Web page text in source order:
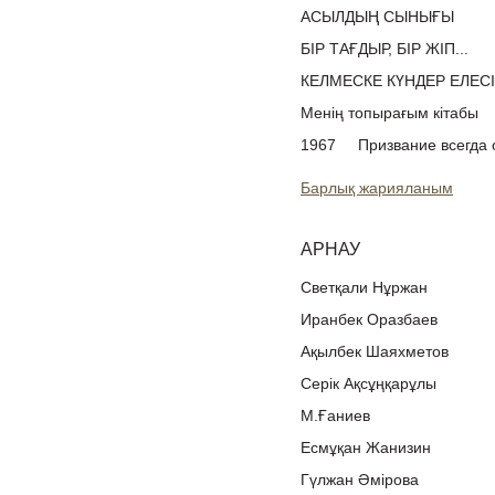
АСЫЛДЫҢ СЫНЫҒЫ
БІР ТАҒДЫР, БІР ЖІП...
КЕЛМЕСКЕ КҮНДЕР
Менің топырағым кітабы
1967
Призвание всегда
Барлық жарияланым
АРНАУ
Светқали Нұржан
Иранбек Оразбаев
Ақылбек Шаяхметов
Серік Ақсұңқарұлы
М.Ғаниев
Есмұқан Жанизин
Гүлжан Әмірова